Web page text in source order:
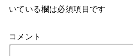
いている欄は必須項目です
コメント